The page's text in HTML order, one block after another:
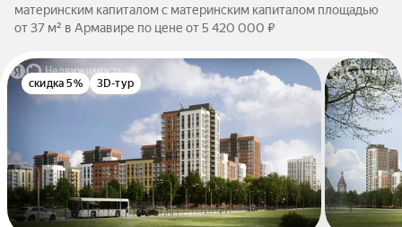
материнским капиталом с материнским капиталом площадью
от 37 м² в Армавире по цене от 5 420 000 ₽
скидка 5% 3D-тур